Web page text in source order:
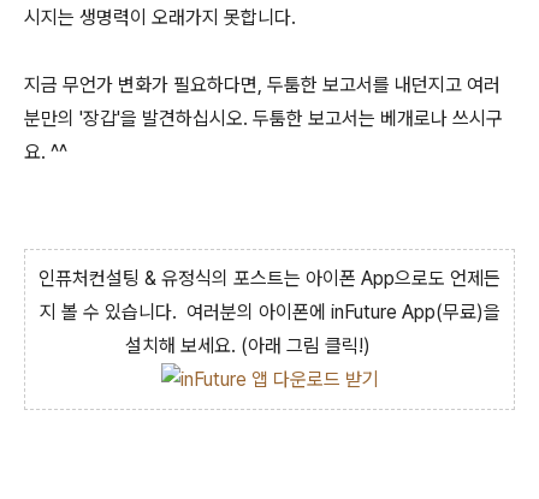
시지는 생명력이 오래가지 못합니다.
지금 무언가 변화가 필요하다면, 두툼한 보고서를 내던지고 여러
분만의 '장갑'을 발견하십시오. 두툼한 보고서는 베개로나 쓰시구
요. ^^
인퓨처컨설팅 & 유정식의 포스트는 아이폰 App으로도 언제든
지 볼 수 있습니다. 여러분의 아이폰에 inFuture App(무료)을
설치해 보세요. (아래 그림 클릭!)